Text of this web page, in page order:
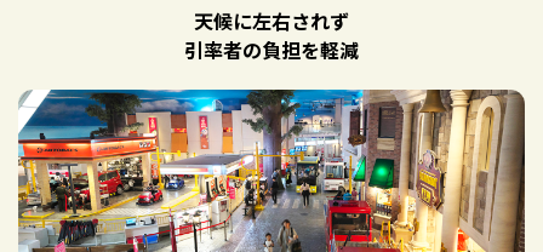
天候に左右されず
引率者の負担を軽減